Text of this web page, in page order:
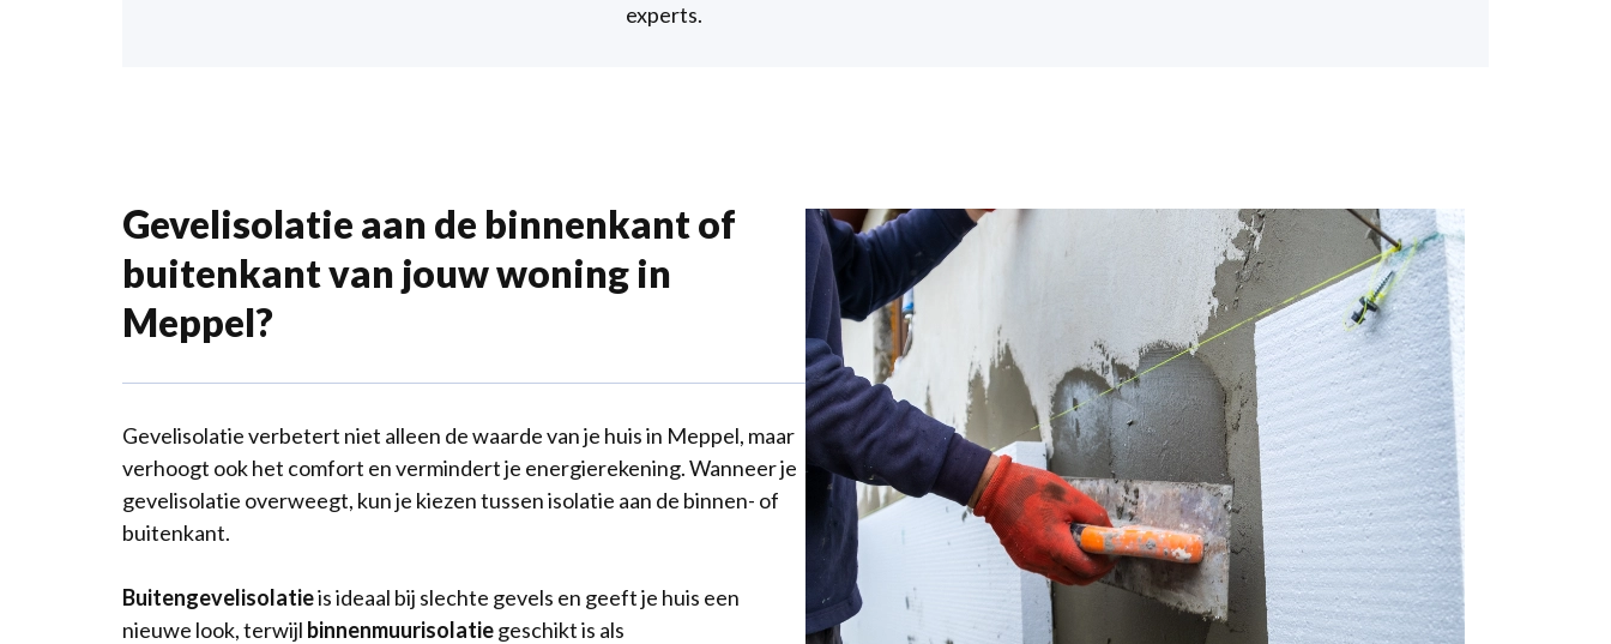
experts.
Gevelisolatie aan de binnenkant of
buitenkant van jouw woning in
Meppel?
Gevelisolatie verbetert niet alleen de waarde van je huis in Meppel, maar
verhoogt ook het comfort en vermindert je energierekening. Wanneer je
gevelisolatie overweegt, kun je kiezen tussen isolatie aan de binnen- of
buitenkant.
Buitengevelisolatieis ideaal bij slechte gevels en geeft je huis een
nieuwe look, terwijl binnenmuurisolatiegeschikt is als